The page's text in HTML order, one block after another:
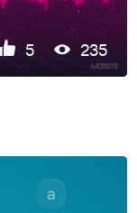
5 235